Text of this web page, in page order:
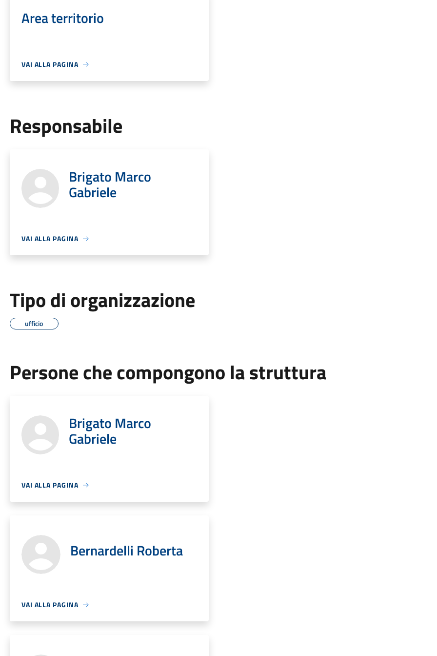
Area territorio
VAI ALLA PAGINA
Responsabile
Brigato Marco
Gabriele
VAI ALLA PAGINA
Tipo di organizzazione
ufficio
Persone che compongono la struttura
Brigato Marco
Gabriele
VAI ALLA PAGINA
Bernardelli Roberta
VAI ALLA PAGINA